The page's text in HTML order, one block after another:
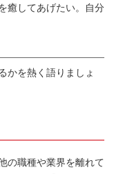
癒してあげたい。自分
かを熱く語りましょ
の職種や業界を離れて